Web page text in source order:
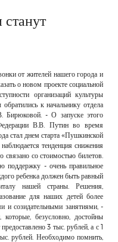
от жителей нашего города и
о новом проекте социальной
организаций культуры
к начальнику отдела
Бирюковой. - О запуске этого
В.В. Путин во время
стал днем старта «Пушкинской
тенденция снижения
связано со стоимостью билетов.
поддержку - очень правильное
ребенка должен быть равный
нашей страны. Решения,
для наших детей более
и созидательными занятиями, -
безусловно, достойны
3 тыс. рублей, а с 1
рублей. Необходимо помнить,